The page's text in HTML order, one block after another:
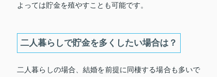
よっては貯金を殖やすことも可能です。
二人暮らしで貯金を多くしたい場合は？
二人暮らしの場合、結婚を前提に同棲する場合も多いで